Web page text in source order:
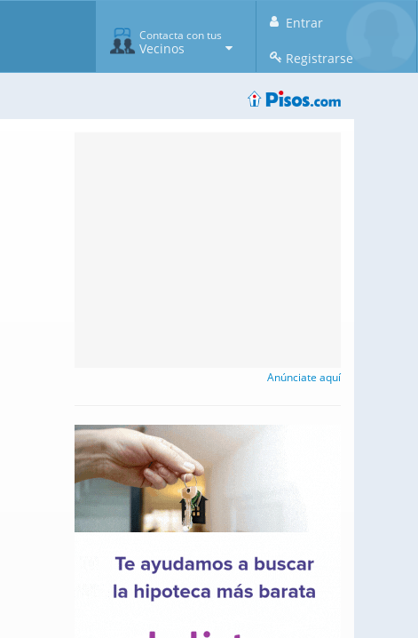
Entrar
Registrarse
Contacta con tus
Vecinos
Anúnciate aquí